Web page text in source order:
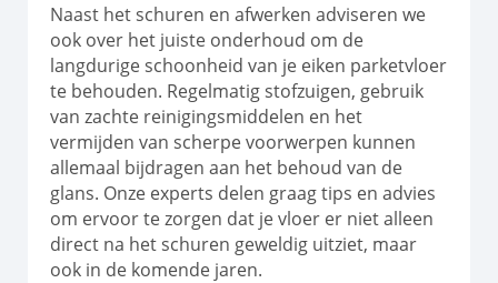
Naast het schuren en afwerken adviseren we
ook over het juiste onderhoud om de
langdurige schoonheid van je eiken parketvloer
te behouden. Regelmatig stofzuigen, gebruik
van zachte reinigingsmiddelen en het
vermijden van scherpe voorwerpen kunnen
allemaal bijdragen aan het behoud van de
glans. Onze experts delen graag tips en advies
om ervoor te zorgen dat je vloer er niet alleen
direct na het schuren geweldig uitziet, maar
ook in de komende jaren.